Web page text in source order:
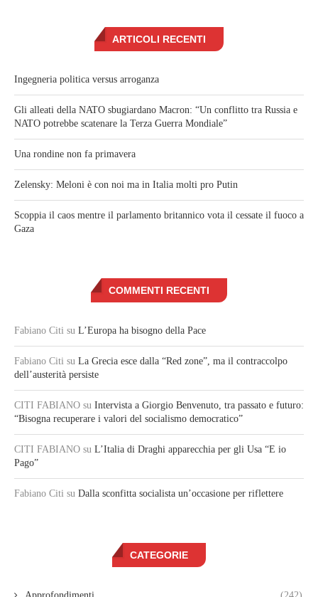
ARTICOLI RECENTI
Ingegneria politica versus arroganza
Gli alleati della NATO sbugiardano Macron: “Un conflitto tra Russia e
NATO potrebbe scatenare la Terza Guerra Mondiale”
Una rondine non fa primavera
Zelensky: Meloni è con noi ma in Italia molti pro Putin
Scoppia il caos mentre il parlamento britannico vota il cessate il fuoco a
Gaza
COMMENTI RECENTI
Fabiano Citi su L’Europa ha bisogno della Pace
Fabiano Citi su La Grecia esce dalla “Red zone”, ma il contraccolpo
dell’austerità persiste
CITI FABIANO su Intervista a Giorgio Benvenuto, tra passato e futuro:
“Bisogna recuperare i valori del socialismo democratico”
CITI FABIANO su L’Italia di Draghi apparecchia per gli Usa “E io
Pago”
Fabiano Citi su Dalla sconfitta socialista un’occasione per riflettere
CATEGORIE